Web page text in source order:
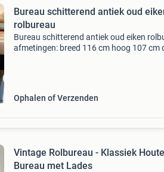
Bureau schitterend antiek oud
rolbureau
Bureau schitterend antiek oud eiken
afmetingen: breed 116 cm hoog 107 cm
Ophalen of Verzenden
Vintage Rolbureau - Klassiek
Bureau met Lades